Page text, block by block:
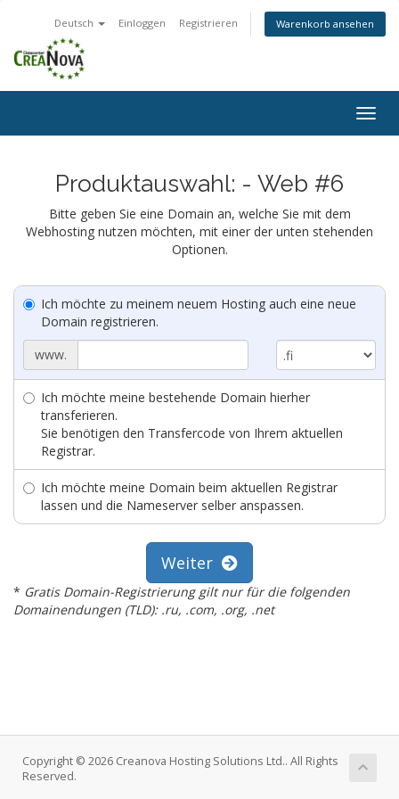
Deutsch Einloggen Registrieren Warenkorb ansehen
Produktauswahl: - Web #6
Bitte geben Sie eine Domain an, welche Sie mit dem
Webhosting nutzen möchten, mit einer der unten stehenden
Optionen.
Ich möchte zu meinem neuem Hosting auch eine neue
Domain registrieren.
www.
Ich möchte meine bestehende Domain hierher
transferieren.
Sie benötigen den Transfercode von Ihrem aktuellen
Registrar.
Ich möchte meine Domain beim aktuellen Registrar
lassen und die Nameserver selber anspassen.
Weiter
* Gratis Domain-Registrierung gilt nur für die folgenden
Domainendungen (TLD): .ru, .com, .org, .net
Copyright © 2026 Creanova Hosting Solutions Ltd.. All Rights
Reserved.